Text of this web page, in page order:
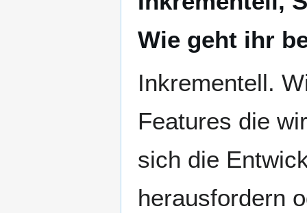
Wie geht ihr
Inkrementell.
Features die
sich die
herausfordern